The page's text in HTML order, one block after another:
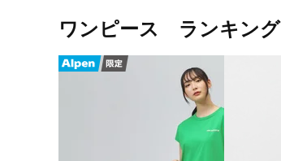
ワンピース ランキング